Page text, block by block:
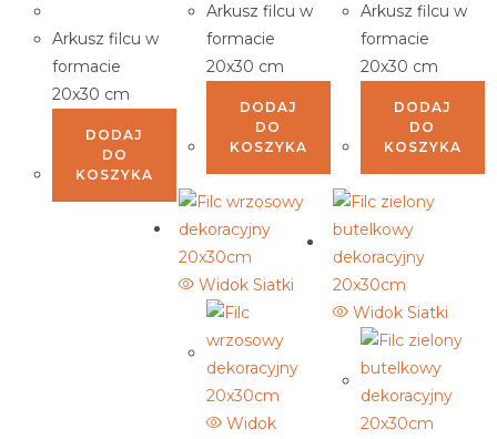
Arkusz filcu w
formacie
20x30 cm
DODAJ
DO
KOSZYKA
Arkusz filcu w
formacie
20x30 cm
DODAJ
DO
KOSZYKA
Arkusz filcu w
formacie
20x30 cm
DODAJ
DO
KOSZYKA
Widok Siatki
Widok
Widok Siatki